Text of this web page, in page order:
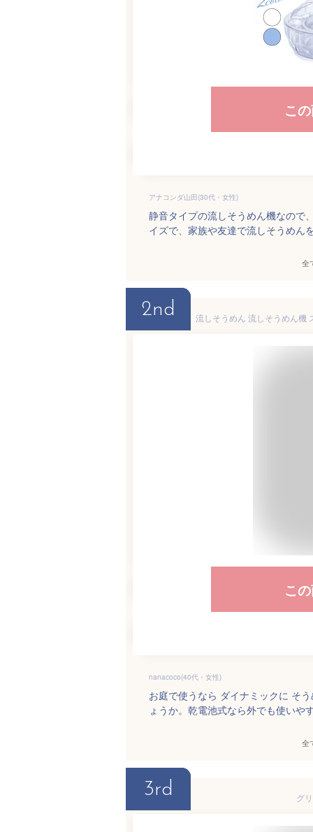
こ
アナコンダ山田(30代・女性)
静音タイプの流しそうめん機なので
イズで、家族や友達で流しそうめん
全
2nd
こ
nanacoco(40代・女性)
お庭で使うなら ダイナミックに そ
ょうか。乾電池式なら外でも使いや
全
3rd グ